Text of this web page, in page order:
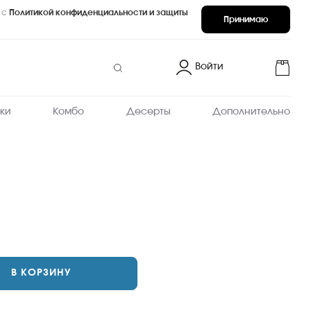
Принимаю
с Политикой конфиденциальности и защиты
Войти
Комбо Десерты Дополнительно
В КОРЗИНУ